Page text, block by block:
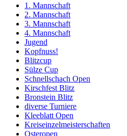
1. Mannschaft
2. Mannschaft
3. Mannschaft
4. Mannschaft
Jugend
Kopfnuss!
Blitzcup
Sülze Cup
Schnellschach Open
Kirschfest Blitz
Bronstein Blitz
diverse Turniere
Kleeblatt Open
Kreiseinzelmeisterschaften
Osteropen